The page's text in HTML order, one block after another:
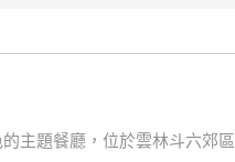
主題餐廳，位於雲林斗六郊